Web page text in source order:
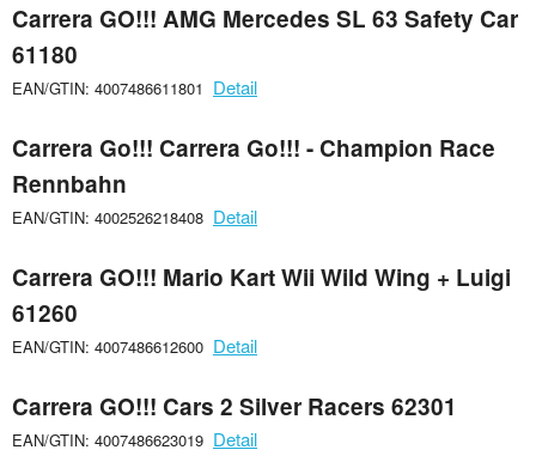
Carrera GO!!! AMG Mercedes SL 63 Safety Car
61180
EAN/GTIN: 4007486611801 Detail
Carrera Go!!! Carrera Go!!! - Champion Race
Rennbahn
EAN/GTIN: 4002526218408 Detail
Carrera GO!!! Mario Kart Wii Wild Wing + Luigi
61260
EAN/GTIN: 4007486612600 Detail
Carrera GO!!! Cars 2 Silver Racers 62301
EAN/GTIN: 4007486623019 Detail